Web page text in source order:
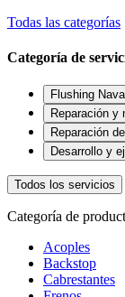
Todas las categorías
Categoría de
Flushing Naval
Reparación y
Reparación
Todos los servicios
Categoría de
Acoples
Backstop
Cabrestantes